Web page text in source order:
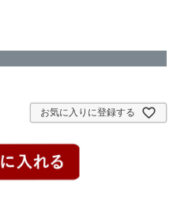
お気に入りに登録する